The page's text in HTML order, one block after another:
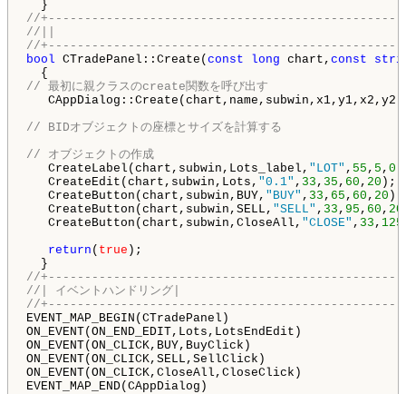
//
//||
//
bool CTradePanel::Create( const long chart, const
// 最初に親クラスのcreate関数を呼び出す
// BIDオブジェクトの座標とサイズを計算する
// オブジェクトの作成
CreateLabel(chart,subwin,Lots_label, "LOT" , 55 , 5 , 0
CreateEdit(chart,subwin,Lots, "0.1" , 33 , 35 , 60 , 20 );
CreateButton(chart,subwin,BUY, "BUY" , 33 , 65 , 60 , 20 );
CreateButton(chart,subwin,SELL, "SELL" , 33 , 95 , 60 , 20
CreateButton(chart,subwin,CloseAll, "CLOSE" , 33 , 125
return ( true );
//
//| イベントハンドリング|
//
EVENT_MAP_BEGIN(CTradePanel)
ON_EVENT(ON_END_EDIT,Lots,LotsEndEdit)
ON_EVENT(ON_CLICK,BUY,BuyClick)
ON_EVENT(ON_CLICK,SELL,SellClick)
ON_EVENT(ON_CLICK,CloseAll,CloseClick)